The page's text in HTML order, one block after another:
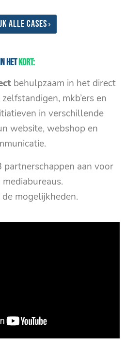
alle cases
hetkort:
behulpzaam in het direct
mkb’ers en
in verschillende
website, webshop en
partnerschappen aan voor
mogelijkheden.